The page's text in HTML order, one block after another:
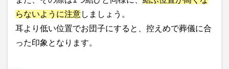
らないように注意しましょう。
耳より低い位置でお団子にすると、控えめで葬儀に合
った印象となります。